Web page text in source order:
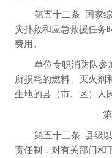
第五十二条 国家
灾扑救和应急救援任务
费用。
单位专职消防队参
所损耗的燃料、灭火剂
生地的县（市、区）人
第五十三条 县级
责任制，对有关部门和